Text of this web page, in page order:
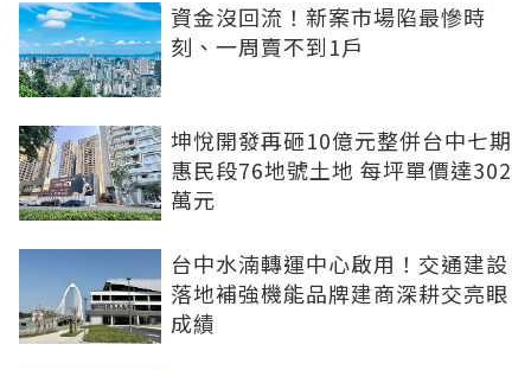
資金沒回流！新案市場陷最慘時
刻、一周賣不到1戶
坤悅開發再砸10億元整併台中七期
惠民段76地號土地 每坪單價達302
萬元
台中水湳轉運中心啟用！交通建設
落地補強機能品牌建商深耕交亮眼
成績